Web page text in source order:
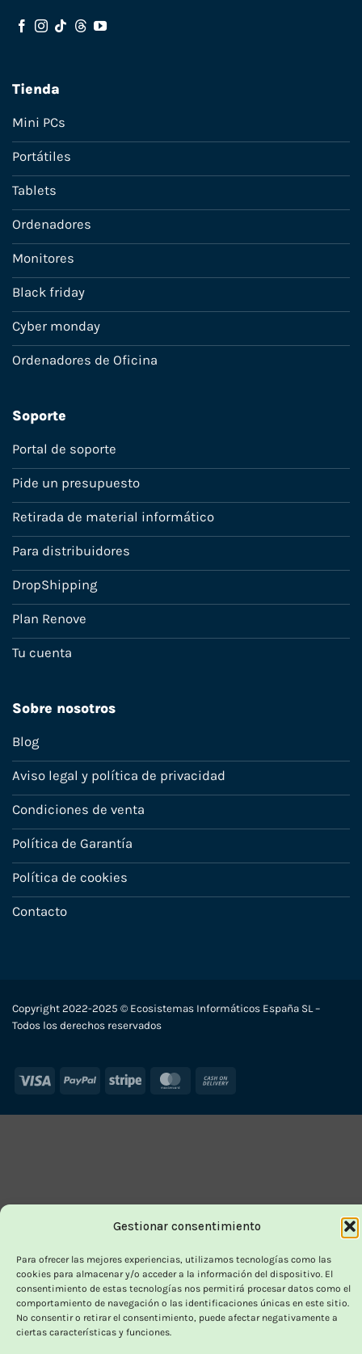
Gestionar consentimiento
Para ofrecer las mejores experiencias, utilizamos tecnologías como las
cookies para almacenar y/o acceder a la información del dispositivo. El
consentimiento de estas tecnologías nos permitirá procesar datos como el
comportamiento de navegación o las identificaciones únicas en este sitio.
No consentir o retirar el consentimiento, puede afectar negativamente a
ciertas características y funciones.
Tienda
Mini PCs
Portátiles
Tablets
Ordenadores
Monitores
Black friday
Cyber monday
Ordenadores de Oficina
Soporte
Portal de soporte
Pide un presupuesto
Retirada de material informático
Para distribuidores
DropShipping
Plan Renove
Tu cuenta
Sobre nosotros
Blog
Aviso legal y política de privacidad
Condiciones de venta
Política de Garantía
Política de cookies
Contacto
Copyright 2022-2025 © Ecosistemas Informáticos España SL –
Todos los derechos reservados
Visa PayPal Stripe MasterCard